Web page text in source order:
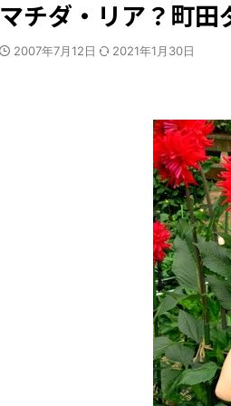
マチダ・リア？町田
2007年7月12日 2021年1月30日